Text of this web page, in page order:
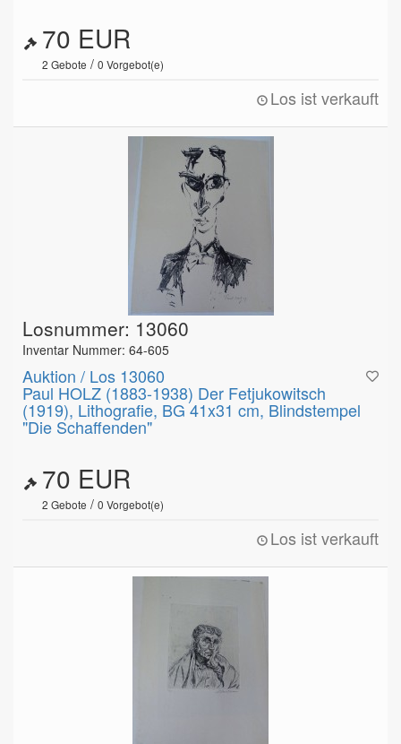
70 EUR
2 Gebote / 0 Vorgebot(e)
Los ist verkauft
Losnummer: 13060
Inventar Nummer: 64-605
Auktion / Los 13060
Paul HOLZ (1883-1938) Der Fetjukowitsch
(1919), Lithografie, BG 41x31 cm, Blindstempel
"Die Schaffenden"
70 EUR
2 Gebote / 0 Vorgebot(e)
Los ist verkauft